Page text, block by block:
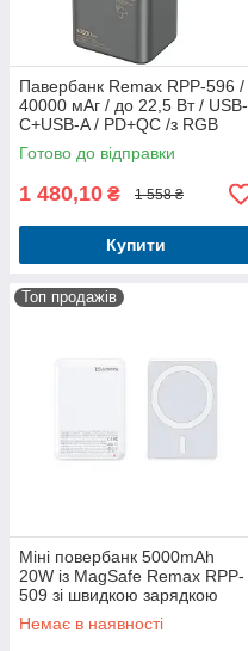
Павербанк Remax RPP-596 /
40000 мАг / до 22,5 Вт / USB-
C+USB-A / PD+QC /з RGB
ліхтариком / Сірий
Готово до відправки
1 480,10 ₴ 1 558 ₴
Купити
Топ продажів
Міні повербанк 5000mAh
20W із MagSafe Remax RPP-
509 зі швидкою зарядкою
PD+QC USB-C, Білий
Немає в наявності